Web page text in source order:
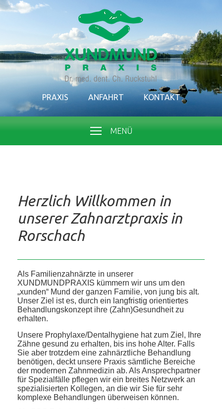
PRAXIS ANFAHRT KONTAKT
MENÜ
Herzlich Willkommen in
unserer Zahnarztpraxis in
Rorschach
Als Familienzahnärzte in unserer
XUNDMUNDPRAXIS kümmern wir uns um den
„xunden“ Mund der ganzen Familie, von jung bis alt.
Unser Ziel ist es, durch ein langfristig orientiertes
Behandlungskonzept ihre (Zahn)Gesundheit zu
erhalten.
Unsere Prophylaxe/Dentalhygiene hat zum Ziel, Ihre
Zähne gesund zu erhalten, bis ins hohe Alter. Falls
Sie aber trotzdem eine zahnärztliche Behandlung
benötigen, deckt unsere Praxis sämtliche Bereiche
der modernen Zahnmedizin ab. Als Ansprechpartner
für Spezialfälle pflegen wir ein breites Netzwerk an
spezialisierten Kollegen, an die wir Sie für sehr
komplexe Behandlungen überweisen können.